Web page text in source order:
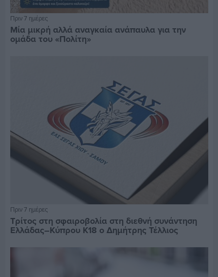
Πριν 7 ημέρες
Μία μικρή αλλά αναγκαία ανάπαυλα για την
ομάδα του «Πολίτη»
Πριν 7 ημέρες
Τρίτος στη σφαιροβολία στη διεθνή συνάντηση
Ελλάδας–Κύπρου Κ18 ο Δημήτρης Τέλλιος